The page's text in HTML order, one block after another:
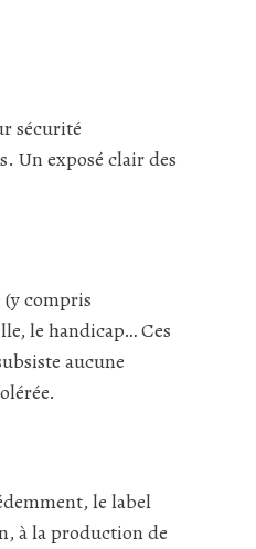
sécurité
Un exposé clair des
(y compris
le handicap… Ces
aucune
le label
à la production de